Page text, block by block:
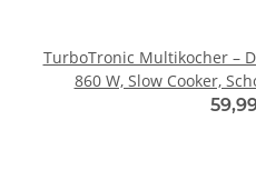
TurboTronic Multikocher –
860 W, Slow Cooker,
Reiskocher, digitale